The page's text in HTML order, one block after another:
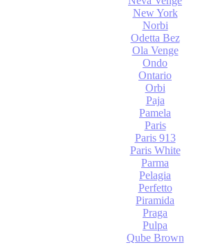
New York
Norbi
Odetta Bez
Ola Venge
Ondo
Ontario
Orbi
Paja
Pamela
Paris
Paris 913
Paris White
Parma
Pelagia
Perfetto
Piramida
Praga
Pulpa
Qube Brown